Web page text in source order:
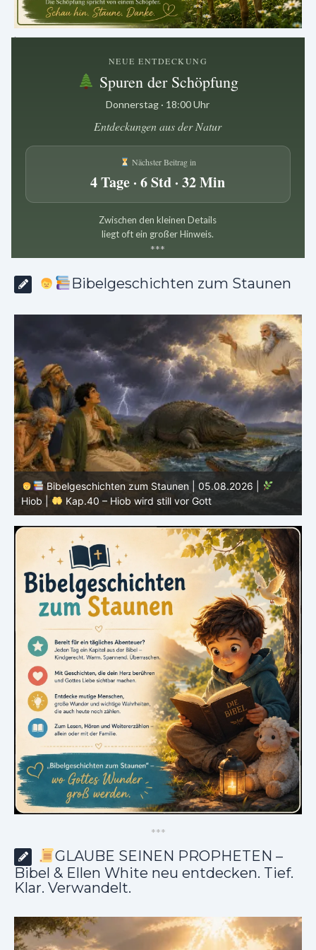
.
NEUE ENTDECKUNG
Spuren der Schöpfung
Donnerstag · 18:00 Uhr
Entdeckungen aus der Natur
Nächster Beitrag in
4 Tage · 6 Std · 32 Min
Zwischen den kleinen Details
liegt oft ein großer Hinweis.
***
Bibelgeschichten zum Staunen
Bibelgeschichten zum Staunen | 04.08.2026 |
Hiob |
Kap.39 – Gott zeigt Hiob die wilden Tiere
***
GLAUBE SEINEN PROPHETEN –
Bibel & Ellen White neu entdecken. Tief.
Klar. Verwandelt.